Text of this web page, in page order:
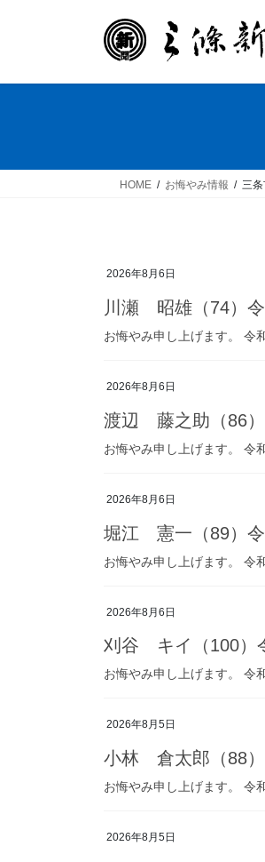
HOME お悔やみ情報 三
2026年8月6日
川瀬 昭雄（74）
お悔やみ申し上げます。
2026年8月6日
渡辺 藤之助（86
お悔やみ申し上げます。
2026年8月6日
堀江 憲一（89）
お悔やみ申し上げます。
2026年8月6日
刈谷 キイ（100）
お悔やみ申し上げます。
2026年8月5日
小林 倉太郎（88
お悔やみ申し上げます。
2026年8月5日